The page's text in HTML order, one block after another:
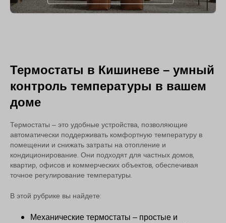
Термостаты в Кишиневе – умный
контроль температуры в вашем
доме
Термостаты – это удобные устройства, позволяющие
автоматически поддерживать комфортную температуру в
помещении и снижать затраты на отопление и
кондиционирование. Они подходят для частных домов,
квартир, офисов и коммерческих объектов, обеспечивая
точное регулирование температуры.
В этой рубрике вы найдете:
Механические термостаты – простые и